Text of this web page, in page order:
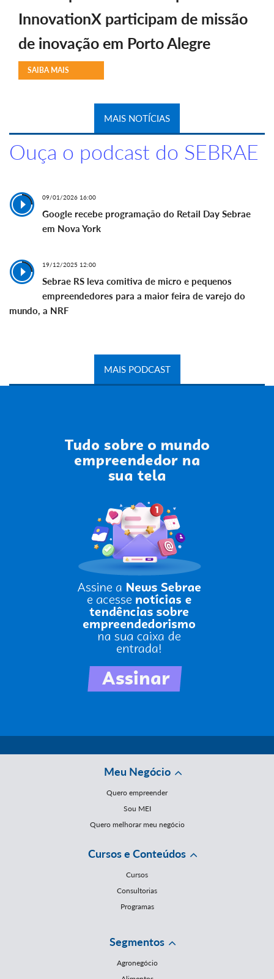
InnovationX participam de missão
de inovação em Porto Alegre
SAIBA MAIS
MAIS NOTÍCIAS
Ouça o podcast do SEBRAE
09/01/2026 16:00
Google recebe programação do Retail Day Sebrae
em Nova York
19/12/2025 12:00
Sebrae RS leva comitiva de micro e pequenos
empreendedores para a maior feira de varejo do
mundo, a NRF
MAIS PODCAST
Meu Negócio
Quero empreender
Sou MEI
Quero melhorar meu negócio
Cursos e Conteúdos
Cursos
Consultorias
Programas
Segmentos
Agronegócio